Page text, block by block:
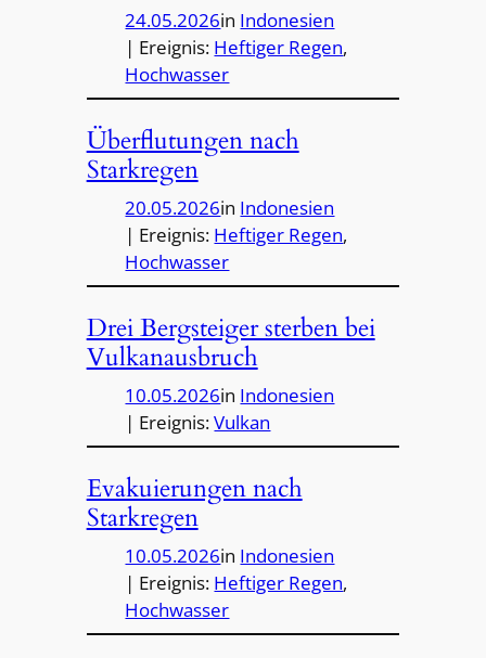
24.05.2026in Indonesien
| Ereignis: Heftiger Regen
Hochwasser
Überflutungen nach
Starkregen
20.05.2026in Indonesien
| Ereignis: Heftiger Regen
Hochwasser
Drei Bergsteiger sterben bei
Vulkanausbruch
10.05.2026in Indonesien
| Ereignis:Vulkan
Evakuierungen nach
Starkregen
10.05.2026in Indonesien
| Ereignis: Heftiger Regen
Hochwasser